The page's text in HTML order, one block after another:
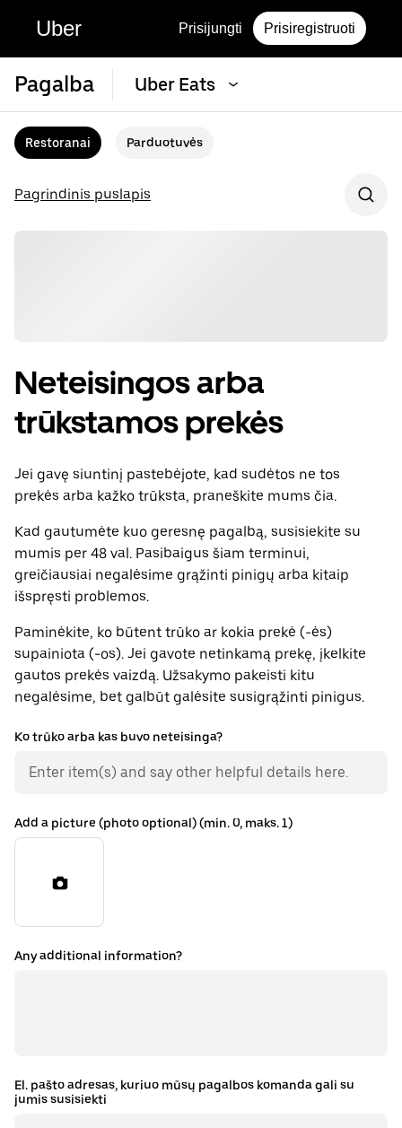
Uber Prisijungti Prisiregistruoti
Pagalba Uber Eats
Restoranai Parduotuvės
Pagrindinis puslapis
Neteisingos arba
trūkstamos prekės
Jei gavę siuntinį pastebėjote, kad sudėtos ne tos
prekės arba kažko trūksta, praneškite mums čia.
Kad gautumėte kuo geresnę pagalbą, susisiekite su
mumis per 48 val. Pasibaigus šiam terminui,
greičiausiai negalėsime grąžinti pinigų arba kitaip
išspręsti problemos.
Paminėkite, ko būtent trūko ar kokia prekė (-ės)
supainiota (-os). Jei gavote netinkamą prekę, įkelkite
gautos prekės vaizdą. Užsakymo pakeisti kitu
negalėsime, bet galbūt galėsite susigrąžinti pinigus.
Ko trūko arba kas buvo neteisinga?
Add a picture (photo optional) (min. 0, maks. 1)
Any additional information?
El. pašto adresas, kuriuo mūsų pagalbos komanda gali su
jumis susisiekti